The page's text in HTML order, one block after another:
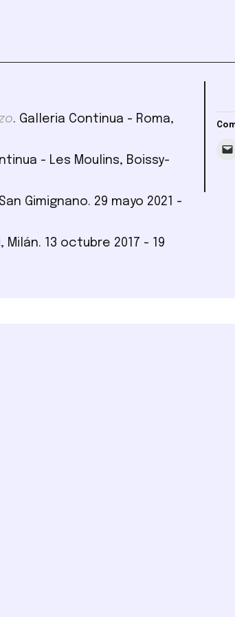
. Galleria Continua - Roma,
- Les Moulins, Boissy-
Gimignano. 29 mayo 2021 -
Milán. 13 octubre 2017 - 19